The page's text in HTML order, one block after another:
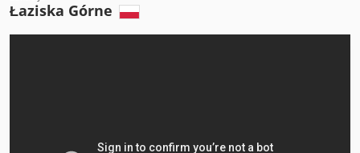
Łaziska Górne